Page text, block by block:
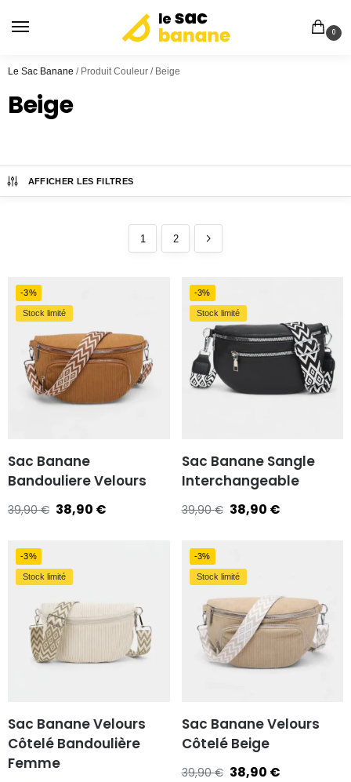
0
Le Sac Banane / Produit Couleur / Beige
Beige
AFFICHER LES FILTRES
1 2
-3%
Stock limité
Sac Banane
Bandouliere Velours
39,90€ 38,90 €
-3%
Stock limité
Sac Banane Sangle
Interchangeable
39,90€ 38,90 €
-3%
Stock limité
Sac Banane Velours
Côtelé Bandoulière
Femme
-3%
Stock limité
Sac Banane Velours
Côtelé Beige
39,90€ 38,90 €